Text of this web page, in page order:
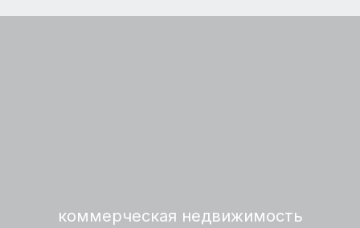
коммерческая недвижимость